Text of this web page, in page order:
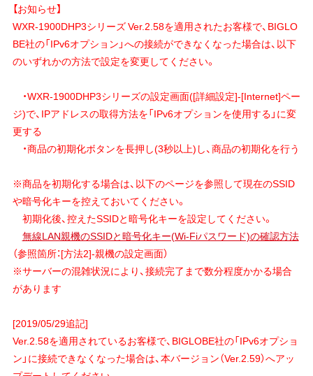
【お知らせ】
WXR-1900DHP3シリーズ Ver.2.58を適用されたお客様で、BIGLO
BE社の「IPv6オプション」への接続ができなくなった場合は、以下
のいずれかの方法で設定を変更してください。
・WXR-1900DHP3シリーズの設定画面([詳細設定]-[Internet]ペー
ジ)で、IPアドレスの取得方法を「IPv6オプションを使用する」に変
更する
・商品の初期化ボタンを長押し(3秒以上)し、商品の初期化を行う
※商品を初期化する場合は、以下のページを参照して現在のSSID
や暗号化キーを控えておいてください。
初期化後、控えたSSIDと暗号化キーを設定してください。
無線LAN親機のSSIDと暗号化キー(Wi-Fiパスワード)の確認方法
（参照箇所：[方法2]-親機の設定画面）
※サーバーの混雑状況により、接続完了まで数分程度かかる場合
があります
[2019/05/29追記]
Ver.2.58を適用されているお客様で、BIGLOBE社の「IPv6オプショ
ン」に接続できなくなった場合は、本バージョン（Ver.2.59）へアッ